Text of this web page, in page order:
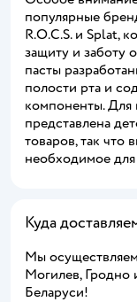
популярные
R.O.C.S. и Splat,
защиту и заботу
пасты
полости рта и
компоненты. Для
представлена
товаров, так что
необходимое
Куда
Мы
Могилев, Гродно
Беларуси!